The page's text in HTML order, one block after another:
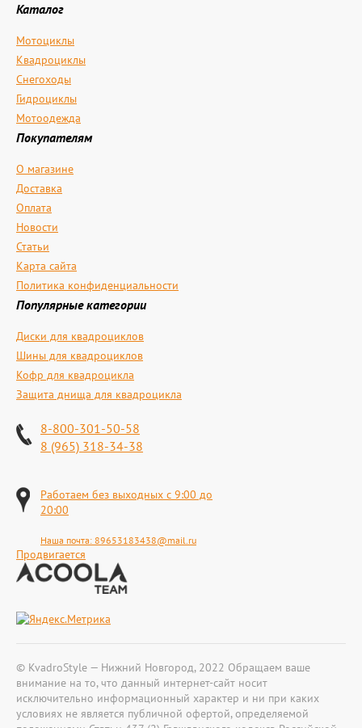
Каталог
Мотоциклы
Квадроциклы
Снегоходы
Гидроциклы
Мотоодежда
Покупателям
О магазине
Доставка
Оплата
Новости
Статьи
Карта сайта
Политика конфиденциальности
Популярные категории
Диски для квадроциклов
Шины для квадроциклов
Кофр для квадроцикла
Защита днища для квадроцикла
8-800-301-50-58
8 (965) 318-34-38
Работаем без выходных с 9:00 до
20:00
Наша почта: 89653183438@mail.ru
Продвигается
© KvadroStyle — Нижний Новгород, 2022 Обращаем ваше
внимание на то, что данный интернет-сайт носит
исключительно информационный характер и ни при каких
условиях не является публичной офертой, определяемой